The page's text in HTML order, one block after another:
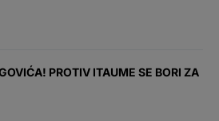
PROTIV ITAUME SE BORI ZA